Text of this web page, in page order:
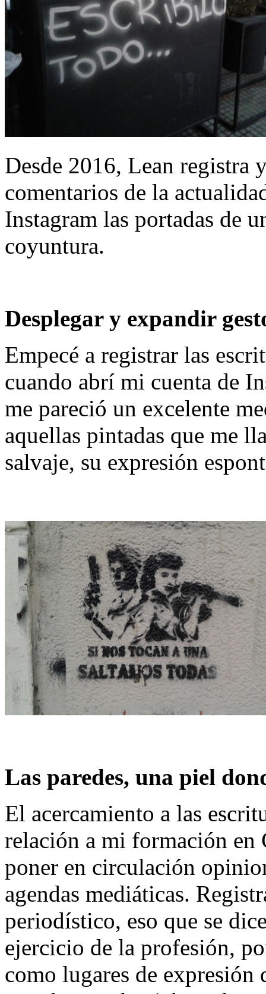
Desde 2016, Lean registra
comentarios de la
Instagram las portadas de
coyuntura.
Desplegar y expandir
Empecé a registrar las
cuando abrí mi cuenta de
me pareció un excelente
aquellas pintadas que me
salvaje, su expresión
Las paredes, una piel
El acercamiento a las
relación a mi formación en
poner en circulación
agendas mediáticas.
periodístico, eso que se
ejercicio de la profesión,
como lugares de expresión